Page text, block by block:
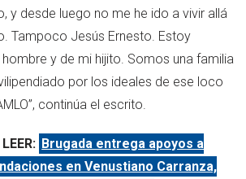
y desde luego no me he ido a vivir allá
Tampoco Jesús Ernesto. Estoy
y de mi hijito. Somos una familia
por los ideales de ese loco
continúa el escrito.
Brugada entrega apoyos a
en Venustiano Carranza,